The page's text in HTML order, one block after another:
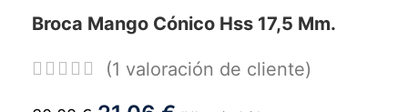
Broca Mango Cónico Hss 17,5 Mm.
(1 valoración de cliente)